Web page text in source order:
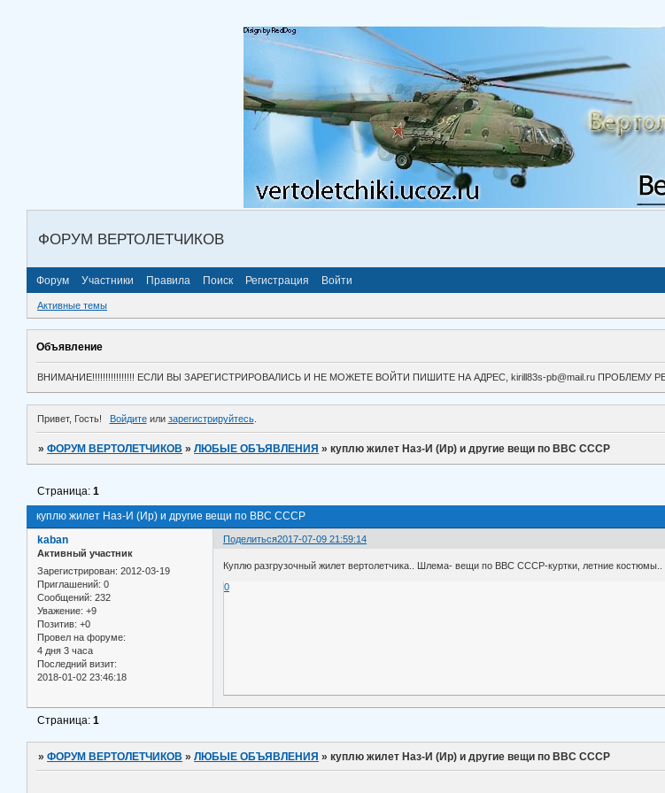
ФОРУМ ВЕРТОЛЕТЧИКОВ
Форум Участники Правила Поиск Регистрация Войти
Активные темы
Объявление
ВНИМАНИЕ!!!!!!!!!!!!!!!! ЕСЛИ ВЫ ЗАРЕГИСТРИРОВАЛИСЬ И НЕ МОЖЕТЕ ВОЙТИ ПИШИТЕ НА АДРЕС, kirill83s-pb@mail.ru
Привет, Гость! Войдитеили зарегистрируйтесь.
»ФОРУМ ВЕРТОЛЕТЧИКОВ »ЛЮБЫЕ ОБЪЯВЛЕНИЯ »куплю жилет Наз-И (Ир) и другие вещи по ВВС СССР
куплю жилет Наз-И (Ир) и другие вещи по ВВС СССР
Страница:1
Поделиться2017-07-09 21:59:14
kaban
Активный участник
Зарегистрирован: 2012-03-19
Приглашений: 0
Сообщений: 232
Уважение: +9
Позитив: +0
Провел на форуме:
4 дня 3 часа
Последний визит:
2018-01-02 23:46:18
Куплю разгрузочный жилет вертолетчика.. Шлема- вещи по ВВС СССР-куртки, летние костюмы..
0
Страница:1
»ФОРУМ ВЕРТОЛЕТЧИКОВ »ЛЮБЫЕ ОБЪЯВЛЕНИЯ »куплю жилет Наз-И (Ир) и другие вещи по ВВС СССР